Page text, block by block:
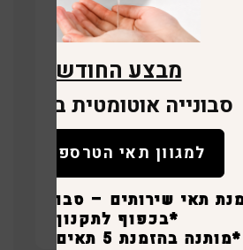
מחיר על המוצר!
ונציג שלנו יחזור בהקדם
קישור לוויז
מבצע החודש
סבונייה אוטומטית במתנה
למגוון תאי הטרספה
תאי שירותים – סבונייה
*בכפוף לתקנון
*מותנה בהזמנת 5 תאים ומעלה.